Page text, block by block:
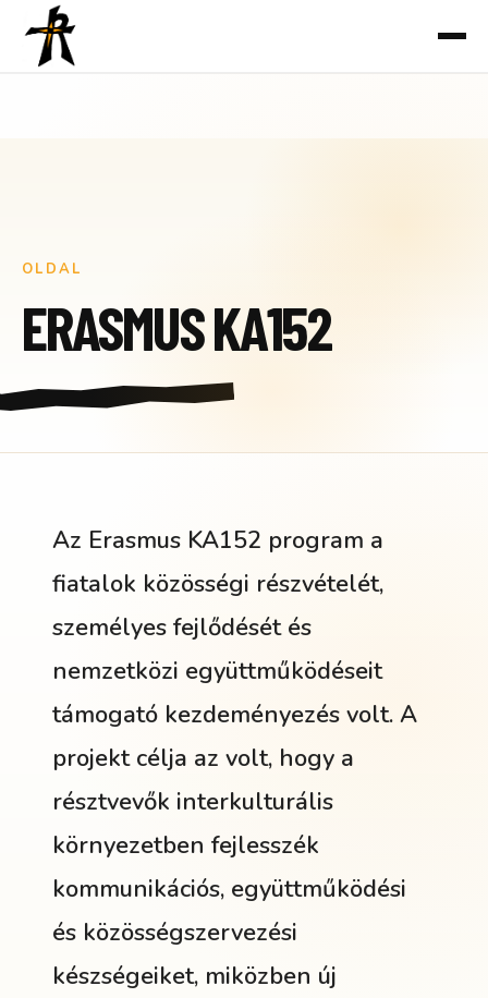
tartalomhoz
OLDAL
ERASMUS KA152
Az Erasmus KA152 program a
fiatalok közösségi részvételét,
személyes fejlődését és
nemzetközi együttműködéseit
támogató kezdeményezés volt. A
projekt célja az volt, hogy a
résztvevők interkulturális
környezetben fejlesszék
kommunikációs, együttműködési
és közösségszervezési
készségeiket, miközben új